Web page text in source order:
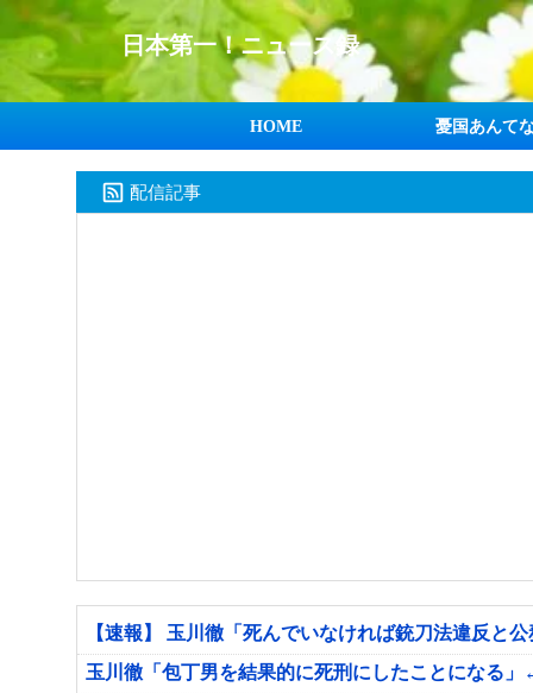
日本第一！ニュース録
HOME 憂国あんて
配信記事
【速報】 玉川徹「死んでいなければ銃刀法違反と
玉川徹「包丁男を結果的に死刑にしたことになる